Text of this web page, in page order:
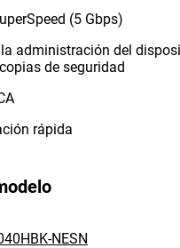
(5 Gbps)
administración del
de seguridad
rápida
NESN